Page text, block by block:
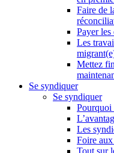
Faire de
Payer les
Les
Mettez
Se syndiquer
Se syndiquer
Pourquoi
Les
Foire
Tout sur